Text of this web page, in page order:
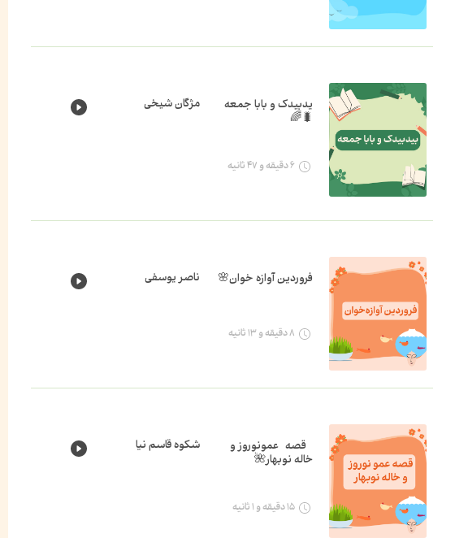
یدبیدک و بابا جمعه
🐛🌈
مژگان شیخی
۶ دقیقه و ۴۷ ثانیه
فروردین آوازه خوان🌸 ناصر یوسفی
۸ دقیقه و ۱۳ ثانیه
قصه عمونوروز و
خاله نوبهار🌺
شکوه قاسم نیا
۱۵ دقیقه و ۱ ثانیه